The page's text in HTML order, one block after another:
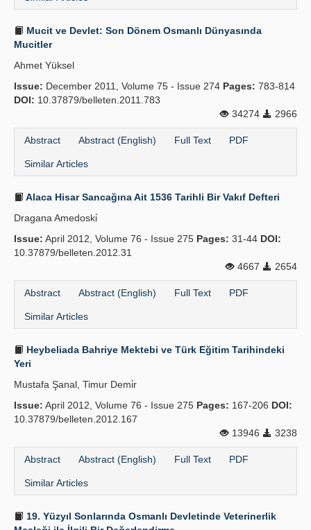
Mucit ve Devlet: Son Dönem Osmanlı Dünyasında
Mucitler
Ahmet Yüksel
Issue: December 2011, Volume 75 - Issue 274 Pages: 783-814
DOI: 10.37879/belleten.2011.783
34274
2966
Abstract Abstract (English) Full Text PDF
Similar Articles
Alaca Hisar Sancağına Ait 1536 Tarihli Bir Vakıf Defteri
Dragana Amedoski̇
Issue: April 2012, Volume 76 - Issue 275 Pages: 31-44 DOI:
10.37879/belleten.2012.31
4667
2654
Abstract Abstract (English) Full Text PDF
Similar Articles
Heybeliada Bahriye Mektebi ve Türk Eğitim Tarihindeki
Yeri
Mustafa Şanal, Timur Demi̇r
Issue: April 2012, Volume 76 - Issue 275 Pages: 167-206 DOI:
10.37879/belleten.2012.167
13946
3238
Abstract Abstract (English) Full Text PDF
Similar Articles
19. Yüzyıl Sonlarında Osmanlı Devletinde Veteriner­lik